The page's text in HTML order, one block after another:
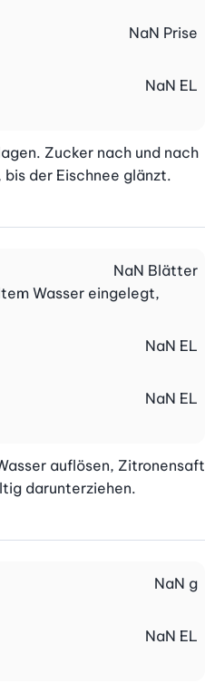
NaN Prise
NaN EL
Zucker nach und nach
der Eischnee glänzt.
Wasser eingelegt,
NaN Blätter
NaN EL
NaN EL
auflösen, Zitronensaft
darunterziehen.
NaN g
NaN EL